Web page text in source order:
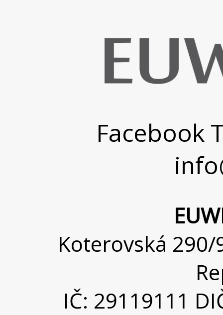
Facebook
Koterovská 290/
IČ: 29119111